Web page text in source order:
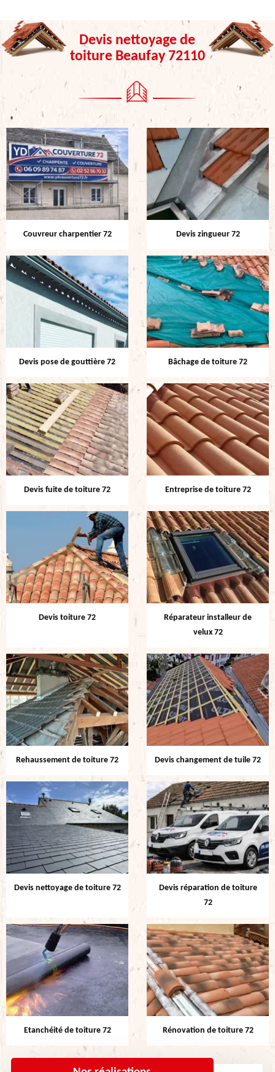
Devis nettoyage de
toiture Beaufay 72110
Couvreur charpentier 72 Devis zingueur 72
Devis pose de gouttière 72 Bâchage de toiture 72
Devis fuite de toiture 72 Entreprise de toiture 72
Devis toiture 72
Réparateur installeur de
velux 72
Rehaussement de toiture 72 Devis changement de tuile 72
Devis nettoyage de toiture 72
Devis réparation de toiture
72
Etanchéité de toiture 72 Rénovation de toiture 72